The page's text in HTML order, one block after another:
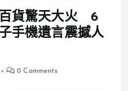
貨驚天大火 6
手機遺言震撼人
0 Comments